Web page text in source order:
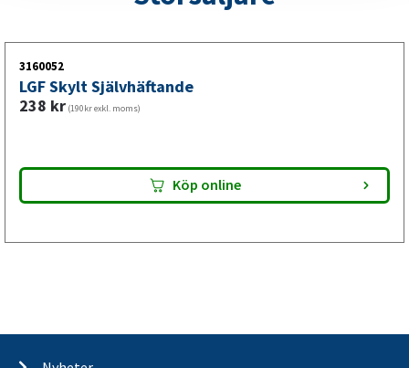
3160052
LGF Skylt Självhäftande
238 kr (190kr exkl. moms)
Köp online